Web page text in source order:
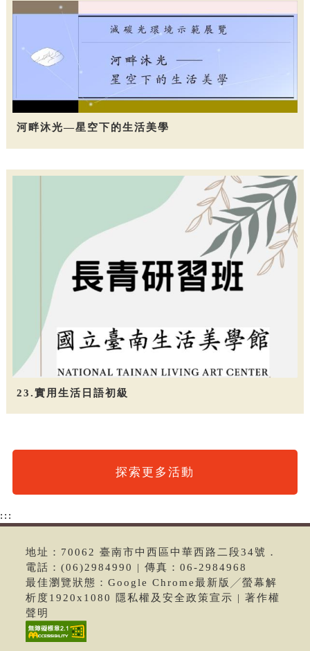
河畔沐光—星空下的生活美學
23.實用生活日語初級
探索更多活動
:::
地址：70062 臺南市中西區中華西路二段34號．
電話：(06)2984990 | 傳真：06-2984968
最佳瀏覽狀態：Google Chrome最新版╱螢幕解
析度1920x1080 隱私權及安全政策宣示 | 著作權
聲明